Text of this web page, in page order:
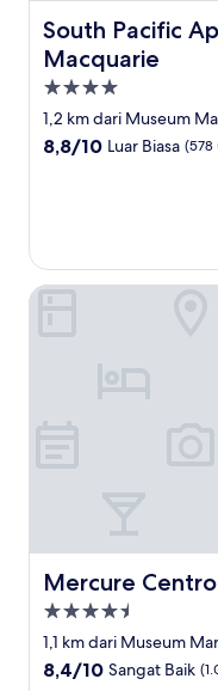
South Pacific
Macquarie
South Pacific
Properti
bintang
4.0
1,2 km dari Museum
8.8
ulasan)
8,8/10 Luar Biasa (578
Mercure
Mercure Centro
Properti
bintang
4.5
1,1 km dari Museum
8.4
8,4/10 Sangat Baik
Mercure Centro Port